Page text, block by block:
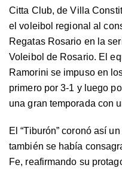
Citta Club, de Villa
el voleibol regional al
Regatas Rosario en la
Voleibol de Rosario. El
Ramorini se impuso en
primero por 3-1 y luego
una gran temporada con
El “Tiburón” coronó así
también se había
Fe, reafirmando su